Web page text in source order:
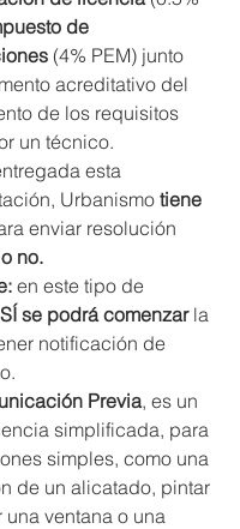
de
(4% PEM) junto
acreditativo del
de los requisitos
un técnico.
esta
Urbanismo tiene
enviar resolución
no.
en este tipo de
SÍ se podrá comenzar la
notificación de
Previa, es un
simplificada, para
simples, como una
de un alicatado, pintar
ventana o una